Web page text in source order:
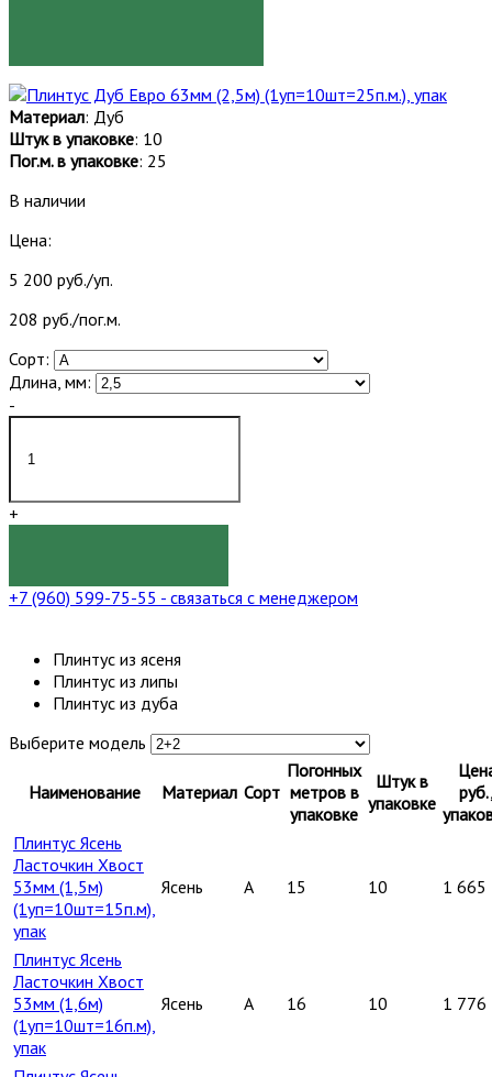
Материал: Дуб
Штук в упаковке: 10
Пог.м. в упаковке: 25
В наличии
Цена:
5 200 руб./уп.
208 руб./пог.м.
Сорт:
Длина, мм:
-
+
+7 (960) 599-75-55 - связаться с менеджером
Плинтус из ясеня
Плинтус из липы
Плинтус из дуба
Выберите модель
Наименование Материал Сорт
Погонных
метров в
упаковке
Штук в
упаковке
Плинтус Ясень
Ласточкин Хвост
53мм (1,5м)
(1уп=10шт=15п.м),
упак
Ясень A 15 10 1 665
Плинтус Ясень
Ласточкин Хвост
53мм (1,6м)
(1уп=10шт=16п.м),
упак
Ясень A 16 10 1 776